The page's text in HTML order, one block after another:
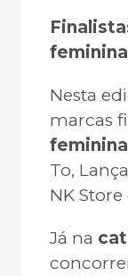
Nesta
marcas
feminina
To,
NK
Já na